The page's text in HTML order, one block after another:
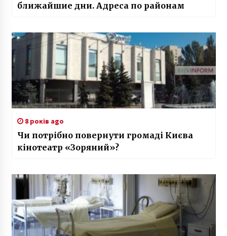
ближайшие дни. Адреса по районам
8 років ago
Чи потрібно повернути громаді Києва
кінотеатр «Зоряний»?